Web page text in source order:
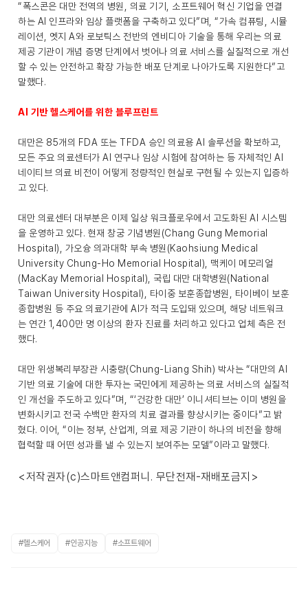
“폭스콘은 대만 전역의 병원, 의료 기기, 소프트웨어 혁신 기업을 연결
하는 AI 인프라와 임상 플랫폼을 구축하고 있다”며, “가속 컴퓨팅, 시뮬
레이션, 엣지 A와 로보틱스 전반의 엔비디아 기술을 통해 우리는 의료
제공 기관이 개념 증명 단계에서 벗어나 의료 서비스를 실질적으로 개선
할 수 있는 안전하고 확장 가능한 배포 단계로 나아가도록 지원한다”고
말했다.
AI 기반 헬스케어를 위한 블루프린트
대만은 85개의 FDA 또는 TFDA 승인 의료용 AI 솔루션을 확보하고,
모든 주요 의료센터가 AI 연구나 임상 시험에 참여하는 등 자체적인 AI
네이티브 의료 비전이 어떻게 정량적인 현실로 구현될 수 있는지 입증하
고 있다.
대만 의료센터 대부분은 이제 일상 워크플로우에서 고도화된 AI 시스템
을 운영하고 있다. 현재 창궁 기념병원(Chang Gung Memorial
Hospital), 가오슝 의과대학 부속 병원(Kaohsiung Medical
University Chung-Ho Memorial Hospital), 맥케이 메모리얼
(MacKay Memorial Hospital), 국립 대만 대학병원(National
Taiwan University Hospital), 타이중 보훈종합병원, 타이베이 보훈
종합병원 등 주요 의료기관에 AI가 적극 도입돼 있으며, 해당 네트워크
는 연간 1,400만 명 이상의 환자 진료를 처리하고 있다고 업체 측은 전
했다.
대만 위생복리부장관 시충량(Chung-Liang Shih) 박사는 “대만의 AI
기반 의료 기술에 대한 투자는 국민에게 제공하는 의료 서비스의 실질적
인 개선을 주도하고 있다”며, “‘건강한 대만’ 이니셔티브는 이미 병원을
변화시키고 전국 수백만 환자의 치료 결과를 향상시키는 중이다”고 밝
혔다. 이어, “이는 정부, 산업계, 의료 제공 기관이 하나의 비전을 향해
협력할 때 어떤 성과를 낼 수 있는지 보여주는 모델”이라고 말했다.
<저작권자(c)스마트앤컴퍼니. 무단전재-재배포금지>
#헬스케어 #인공지능 #소프트웨어